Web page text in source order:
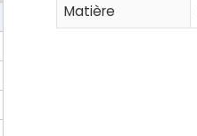
Matière